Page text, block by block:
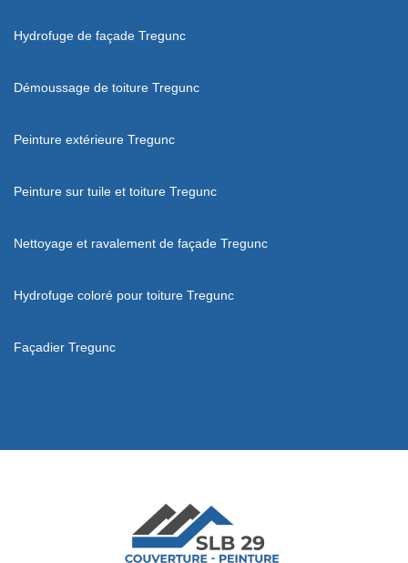
Hydrofuge de façade Tregunc
Démoussage de toiture Tregunc
Peinture extérieure Tregunc
Peinture sur tuile et toiture Tregunc
Nettoyage et ravalement de façade Tregunc
Hydrofuge coloré pour toiture Tregunc
Façadier Tregunc